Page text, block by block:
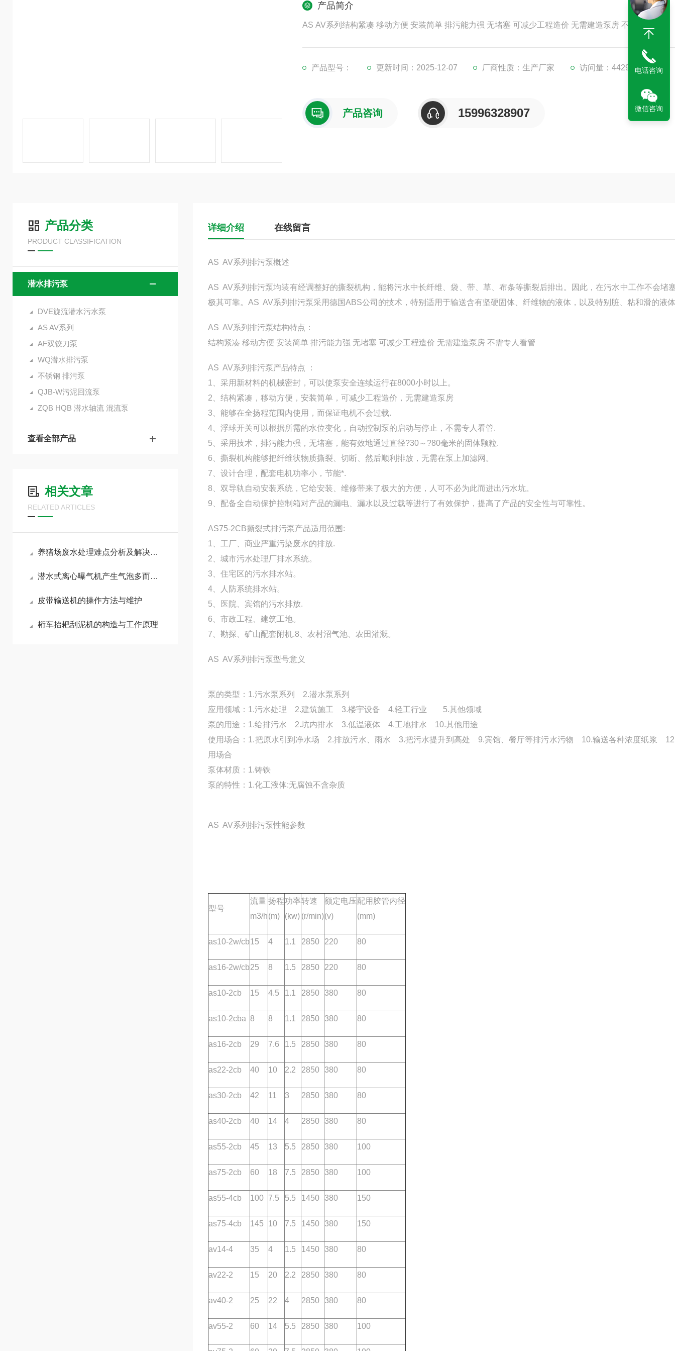
产品简介
AS AV系列结构紧凑 移动方便 安装简单 排污能力强 无堵塞 可减少工程造价 无需建造泵房 不需专人看管
产品型号： 更新时间：2025-12-07 厂商性质：生产厂家 访问量：4429
产品咨询 15996328907
产品分类
PRODUCT CLASSIFICATION
潜水排污泵
DVE旋流潜水污水泵
AS AV系列
AF双铰刀泵
WQ潜水排污泵
不锈钢 排污泵
QJB-W污泥回流泵
ZQB HQB 潜水轴流 混流泵
查看全部产品
相关文章
RELATED ARTICLES
养猪场废水处理难点分析及解决办法
潜水式离心曝气机产生气泡多而细，溶氧率高
皮带输送机的操作方法与维护
桁车抬耙刮泥机的构造与工作原理
详细介绍 在线留言
AS AV系列排污泵概述
AS AV系列排污泵均装有经调整好的撕裂机构，能将污水中长纤维、袋、带、草、布条等撕裂后排出。因此，在污水中工作不会堵
极其可靠。AS AV系列排污泵采用德国ABS公司的技术，特别适用于输送含有坚硬固体、纤维物的液体，以及特别脏、粘和滑的液
AS AV系列排污泵结构特点：
结构紧凑 移动方便 安装简单 排污能力强 无堵塞 可减少工程造价 无需建造泵房 不需专人看管
AS AV系列排污泵产品特点 ：
1、采用新材料的机械密封，可以使泵安全连续运行在8000小时以上。
2、结构紧凑，移动方便，安装简单，可减少工程造价，无需建造泵房
3、能够在全扬程范围内使用，而保证电机不会过载.
4、浮球开关可以根据所需的水位变化，自动控制泵的启动与停止，不需专人看管.
5、采用技术，排污能力强，无堵塞，能有效地通过直径?30～?80毫米的固体颗粒.
6、撕裂机构能够把纤维状物质撕裂、切断、然后顺利排放，无需在泵上加滤网。
7、设计合理，配套电机功率小，节能*.
8、双导轨自动安装系统，它给安装、维修带来了极大的方便，人可不必为此而进出污水坑。
9、配备全自动保护控制箱对产品的漏电、漏水以及过载等进行了有效保护，提高了产品的安全性与可靠性。
AS75-2CB撕裂式排污泵产品适用范围:
1、工厂、商业严重污染废水的排放.
2、城市污水处理厂排水系统。
3、住宅区的污水排水站。
4、人防系统排水站。
5、医院、宾馆的污水排放.
6、市政工程、建筑工地。
7、勘探、矿山配套附机.8、农村沼气池、农田灌溉。
AS AV系列排污泵型号意义
泵的类型：1.污水泵系列 2.潜水泵系列
应用领域：1.污水处理 2.建筑施工 3.楼宇设备 4.轻工行业 5.其他领域
泵的用途：1.给排污水 2.坑内排水 3.低温液体 4.工地排水 10.其他用途
使用场合：1.把原水引到净水场 2.排放污水、雨水 3.把污水提升到高处 9.宾馆、餐厅等排污水污物 10.输送各种浓度纸浆
用场合
泵体材质：1.铸铁
泵的特性：1.化工液体:无腐蚀不含杂质
AS AV系列排污泵性能参数
型号
流量
m3/h
扬程
(m)
功率
(kw)
转速
(r/min)
额定电压
(v)
配用胶管内径
(mm)
as10-2w/cb15 4 1.1 2850 220 80
as16-2w/cb25 8 1.5 2850 220 80
as10-2cb 15 4.5 1.1 2850 380 80
as10-2cba 8 8 1.1 2850 380 80
as16-2cb 29 7.6 1.5 2850 380 80
as22-2cb 40 10 2.2 2850 380 80
as30-2cb 42 11 3 2850 380 80
as40-2cb 40 14 4 2850 380 80
as55-2cb 45 13 5.5 2850 380 100
as75-2cb 60 18 7.5 2850 380 100
as55-4cb 100 7.5 5.5 1450 380 150
as75-4cb 145 10 7.5 1450 380 150
av14-4 35 4 1.5 1450 380 80
av22-2 15 20 2.2 2850 380 80
av40-2 25 22 4 2850 380 80
av55-2 60 14 5.5 2850 380 100
电话咨询
微信咨询